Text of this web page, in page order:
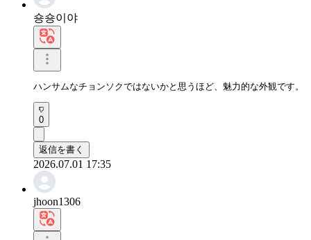
숑숑이야
ハンサムなチョンソクではないかと思うほど、魅力的な外観です。
0
返信を書く
2026.07.01 17:35
jhoon1306